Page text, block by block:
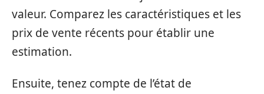
valeur. Comparez les caractéristiques et les
prix de vente récents pour établir une
estimation.
Ensuite, tenez compte de l’état de